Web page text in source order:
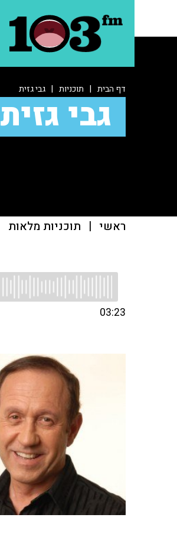
דף הבית | תוכניות | גבי גזית
גבי גזית
ראשי | תוכניות מלאות
03:23